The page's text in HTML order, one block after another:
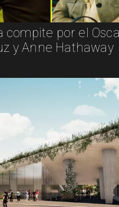
compite por el
y Anne Hathaway